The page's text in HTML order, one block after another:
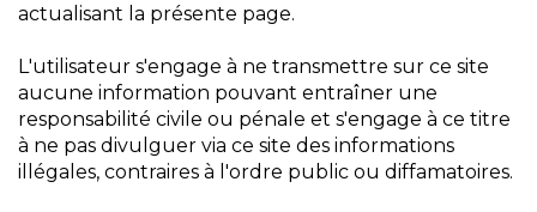
actualisant la présente page.
L'utilisateur s'engage à ne transmettre sur ce site
aucune information pouvant entraîner une
responsabilité civile ou pénale et s'engage à ce titre
à ne pas divulguer via ce site des informations
illégales, contraires à l'ordre public ou diffamatoires.